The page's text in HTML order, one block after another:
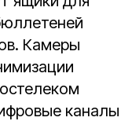
Камеры
каналы